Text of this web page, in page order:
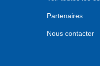
Partenaires
Nous contacter